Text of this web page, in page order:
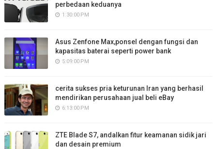
perbedaan keduanya
1:30:00 PM
Asus Zenfone Max,ponsel dengan fungsi dan
kapasitas baterai seperti power bank
5:09:00 PM
cerita sukses pria keturunan Iran yang berhasil
mendirikan perusahaan jual beli eBay
6:13:00 PM
ZTE Blade S7, andalkan fitur keamanan sidik jari
dan desain premium